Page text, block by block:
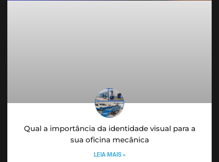
Qual a importância da identidade visual para a
sua oficina mecânica
LEIA MAIS »